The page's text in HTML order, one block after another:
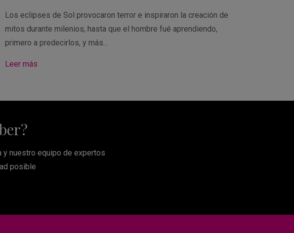
Los eclipses de Sol provocaron terror e inspiraron la creación de
mitos durante milenios, hasta que el hombre fué aprendiendo,
primero a predecirlos, y más…
Leer más
y nuestro equipo de expertos
posible